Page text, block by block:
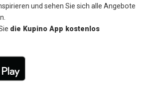
und sehen Sie sich alle Angebote
die Kupino App kostenlos